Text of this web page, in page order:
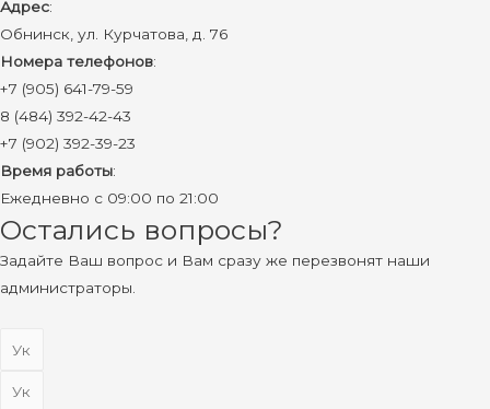
Адрес:
Обнинск, ул. Курчатова, д. 76
Номера телефонов:
+7 (905) 641-79-59
8 (484) 392-42-43
+7 (902) 392-39-23
Время работы:
Ежедневно с 09:00 по 21:00
Остались вопросы?
Задайте Ваш вопрос и Вам сразу же перезвонят наши
администраторы.